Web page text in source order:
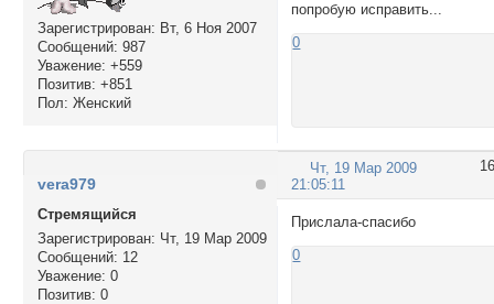
Зарегистрирован: Вт, 6 Ноя 2007
Сообщений: 987
Уважение: +559
Позитив: +851
Пол: Женский
попробую исправить...
0
16
Чт, 19 Мар 2009
21:05:11
vera979
Стремящийся
Зарегистрирован: Чт, 19 Мар 2009
Сообщений: 12
Уважение: 0
Позитив: 0
Прислала-спасибо
0